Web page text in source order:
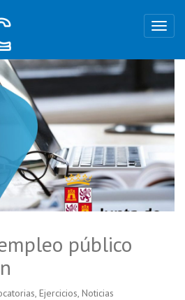
público
, Ejercicios, Noticias